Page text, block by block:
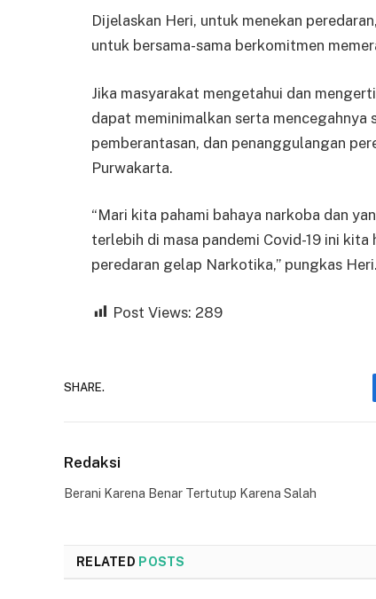
Dijelaskan Heri, untuk menekan
untuk bersama-sama berkomitmen
Jika masyarakat mengetahui dan
dapat meminimalkan serta
pemberantasan, dan penanggulangan
Purwakarta.
“Mari kita pahami bahaya narkoba dan
terlebih di masa pandemi Covid-19 ini
peredaran gelap Narkotika,” pungkas
Post Views: 289
SHARE.
Redaksi
Berani Karena Benar Tertutup Karena Salah
RELATED POSTS